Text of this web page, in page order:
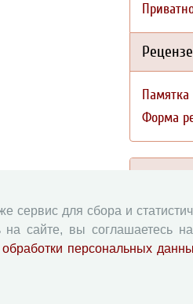
Памятка
Форма
сервис для сбора и
на сайте, вы соглашаетесь
персональных